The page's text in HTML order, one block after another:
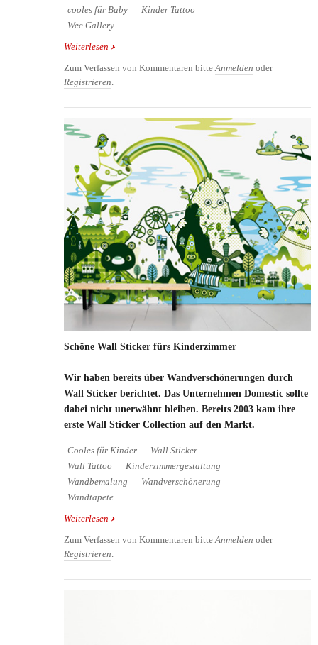
cooles für Baby
Kinder Tattoo
Wee Gallery
Weiterlesen über Babys und Kinder lieben Kontraste - Cooles
Zum Verfassen von Kommentaren bitte Anmelden oder
Registrieren
Schöne Wall Sticker fürs Kinderzimmer
Wir haben bereits über Wandverschönerungen durch
Wall Sticker berichtet. Das Unternehmen Domestic sollte
dabei nicht unerwähnt bleiben. Bereits 2003 kam ihre
erste Wall Sticker Collection auf den Markt.
Cooles für Kinder
Wall Sticker
Wall Tattoo
Kinderzimmergestaltung
Wandbemalung
Wandverschönerung
Wandtapete
Weiterlesen über Schöne Wall Sticker fürs Kinderzimmer
Zum Verfassen von Kommentaren bitteAnmelden oder
Registrieren.